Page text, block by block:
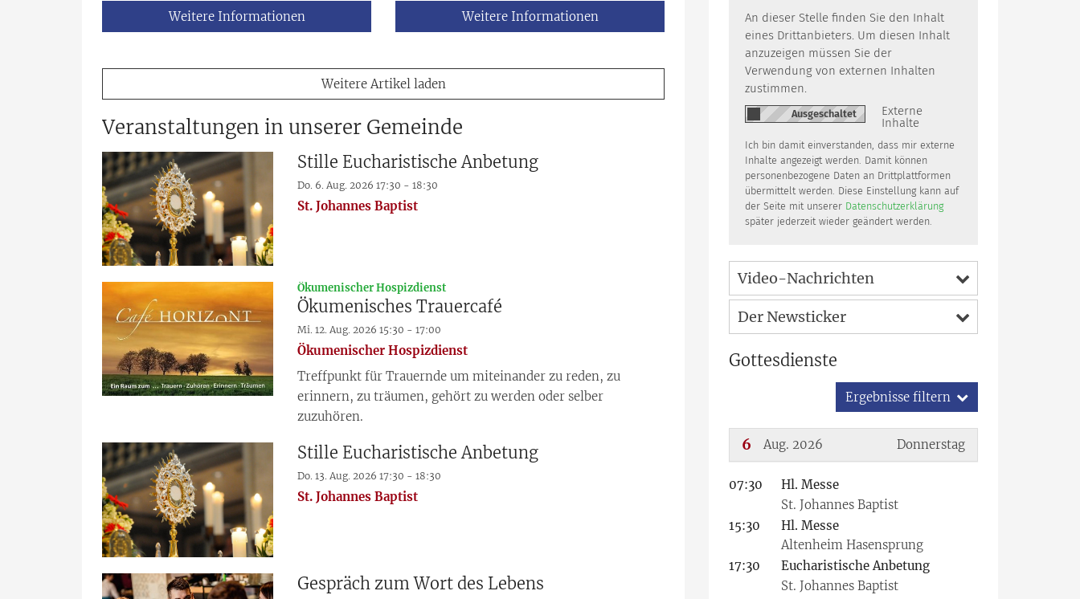
Weitere Informationen Weitere Informationen
Weitere Artikel laden
Veranstaltungen in unserer Gemeinde
Stille Eucharistische Anbetung
Do. 6. Aug. 2026 17:30 - 18:30
St. Johannes Baptist
Ökumenischer Hospizdienst:
Ökumenisches Trauercafé
Mi. 12. Aug. 2026 15:30 - 17:00
Ökumenischer Hospizdienst
Treffpunkt für Trauernde um miteinander zu reden, zu
erinnern, zu träumen, gehört zu werden oder selber
zuzuhören.
Stille Eucharistische Anbetung
Do. 13. Aug. 2026 17:30 - 18:30
St. Johannes Baptist
Gespräch zum Wort des Lebens
An dieser Stelle finden Sie den Inhalt
eines Drittanbieters. Um diesen Inhalt
anzuzeigen müssen Sie der
Verwendung von externen Inhalten
zustimmen.
Externe
Inhalte
Ich bin damit einverstanden, dass mir externe
Inhalte angezeigt werden. Damit können
personenbezogene Daten an Drittplattformen
übermittelt werden. Diese Einstellung kann auf
der Seite mit unserer Datenschutzerklärung
später jederzeit wieder geändert werden.
Video-Nachrichten
Der Newsticker
Gottesdienste
Ergebnisse filtern
Donnerstag
6 Aug. 2026
???msg.page.sr.date??? 6. August 2026
07:30
Hl. Messe
St. Johannes Baptist
15:30
Hl. Messe
Altenheim Hasensprung
17:30
Eucharistische Anbetung
St. Johannes Baptist